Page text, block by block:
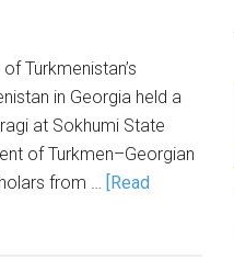
Turkmenistan’s
in Georgia held a
at Sokhumi State
of Turkmen–Georgian
from … [Read